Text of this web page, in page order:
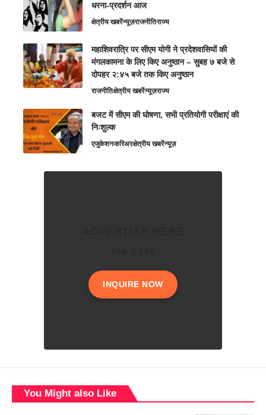
धरना-प्रदर्शन आज
क्षेत्रीय खबरेंन्यूज़राजनीतिराज्य
महाशिवरात्रि पर सीएम योगी ने प्रदेशवासियों की
मंगलकामना के लिए किए अनुष्ठान – सुबह ७ बजे से
दोपहर २:४५ बजे तक किए अनुष्ठान
राजनीतिक्षेत्रीय खबरेंन्यूज़राज्य
बजट में सीएम की घोषणा, सभी प्रतियोगी परीक्षाएं की
निःशुल्क
एजुकेशनकरिअरक्षेत्रीय खबरेंन्यूज़
INQUIRE NOW
You Might also Like